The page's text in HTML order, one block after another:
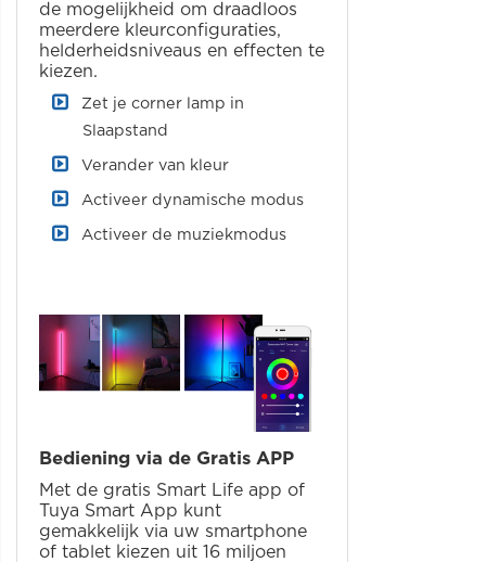
de mogelijkheid om draadloos
meerdere kleurconfiguraties,
helderheidsniveaus en effecten te
kiezen.
Zet je corner lamp in
Slaapstand
Verander van kleur
Activeer dynamische modus
Activeer de muziekmodus
Bediening via de Gratis APP
Met de gratis Smart Life app of
Tuya Smart App kunt
gemakkelijk via uw smartphone
of tablet kiezen uit 16 miljoen